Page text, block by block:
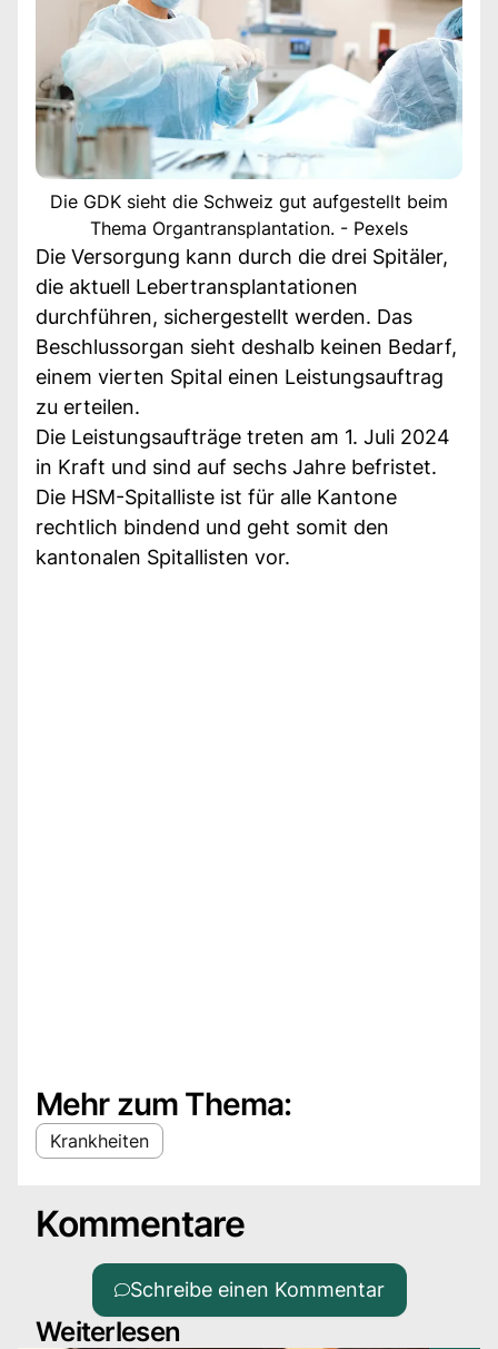
Die GDK sieht die Schweiz gut aufgestellt beim
Thema Organtransplantation. - Pexels
Die Versorgung kann durch die drei Spitäler,
die aktuell Lebertransplantationen
durchführen, sichergestellt werden. Das
Beschlussorgan sieht deshalb keinen Bedarf,
einem vierten Spital einen Leistungsauftrag
zu erteilen.
Die Leistungsaufträge treten am 1. Juli 2024
in Kraft und sind auf sechs Jahre befristet.
Die HSM-Spitalliste ist für alle Kantone
rechtlich bindend und geht somit den
kantonalen Spitallisten vor.
Mehr zum Thema:
Krankheiten
Kommentare
Schreibe einen Kommentar
Weiterlesen